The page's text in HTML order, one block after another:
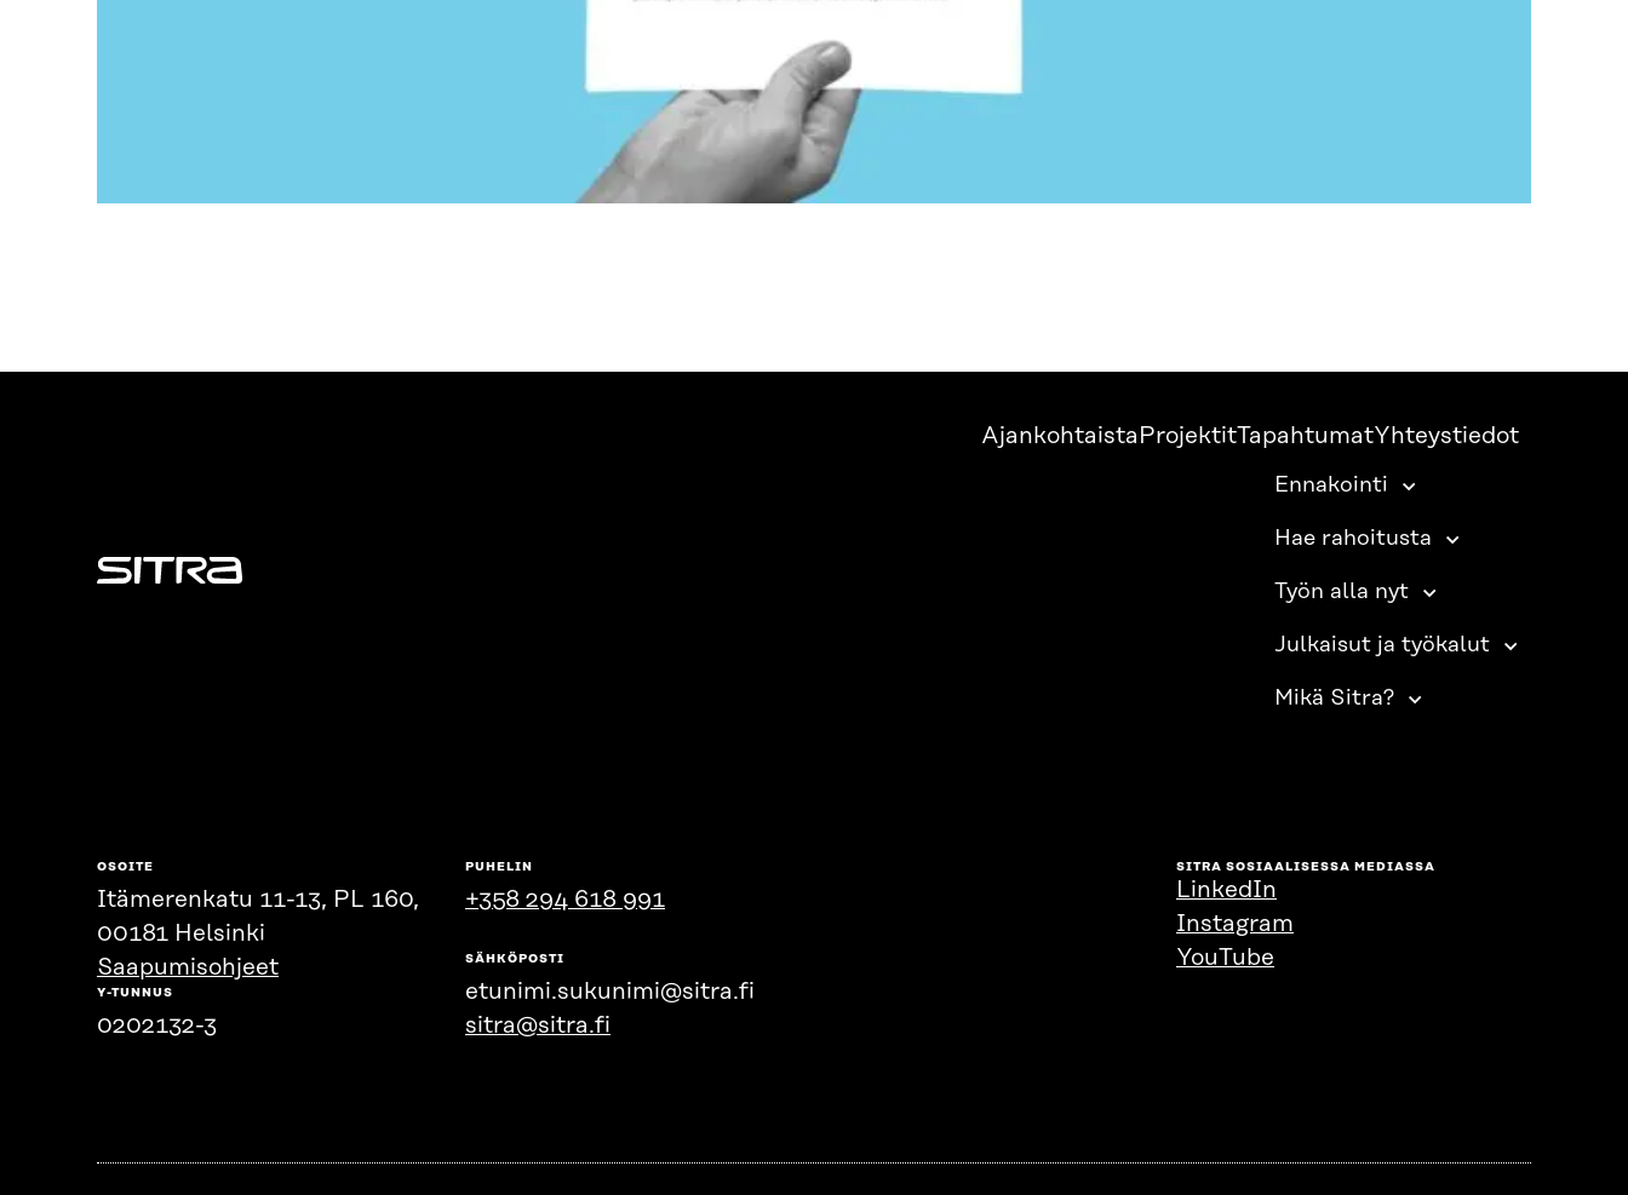
Sitra
Ajankohtaista ProjektitTapahtumatYhteystiedot
Ennakointi
Hae rahoitusta
Työn alla nyt
Julkaisut ja työkalut
Mikä Sitra?
OSOITE
Itämerenkatu 11-13, PL 160,
00181 Helsinki
Saapumisohjeet
Y-TUNNUS
0202132-3
PUHELIN
+358 294 618 991
SÄHKÖPOSTI
etunimi.sukunimi@sitra.fi
sitra@sitra.fi
SITRA SOSIAALISESSA MEDIASSA
LinkedIn
Instagram
YouTube